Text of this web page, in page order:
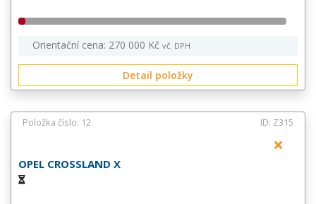
Orientační cena: 270 000 Kč vč. DPH
Detail položky
Položka číslo: 12 ID: Z315
OPEL CROSSLAND X